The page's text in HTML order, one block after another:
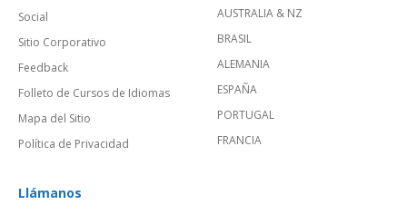
Social
Sitio Corporativo
Feedback
Folleto de Cursos de Idiomas
Mapa del Sitio
Política de Privacidad
AUSTRALIA & NZ
BRASIL
ALEMANIA
ESPAÑA
PORTUGAL
FRANCIA
Llámanos